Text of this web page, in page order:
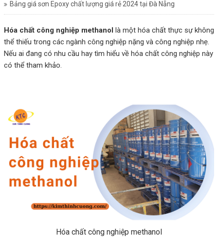
Bảng giá sơn Epoxy chất lượng giá rẻ 2024 tại Đà Nẵng
Hóa chất công nghiệp methanol là một hóa chất thực sự không
thể thiếu trong các ngành công nghiệp nặng và công nghiệp nhẹ.
Nếu ai đang có nhu cầu hay tìm hiểu về hóa chất công nghiệp này
có thể tham khảo.
Hóa chất công nghiệp methanol